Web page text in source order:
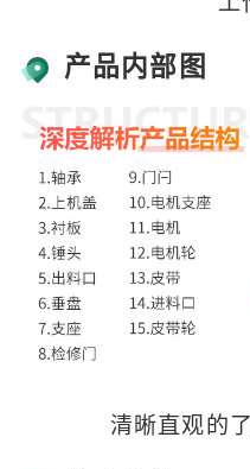
产品内部图
清晰直观的